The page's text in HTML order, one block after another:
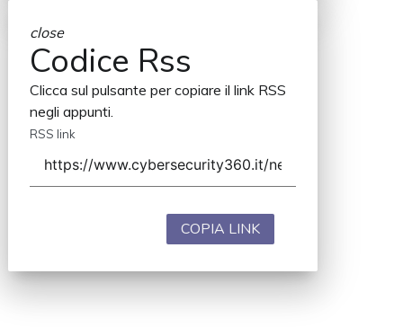
close
Codice Rss
Clicca sul pulsante per copiare il link RSS
negli appunti.
RSS link
COPIA LINK